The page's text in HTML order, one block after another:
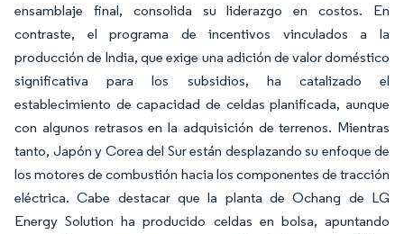
ensamblaje final, consolida su liderazgo en costos. En
contraste, el programa de incentivos vinculados a la
producción de India, que exige una adición de valor doméstico
significativa para los subsidios, ha catalizado el
establecimiento de capacidad de celdas planificada, aunque
con algunos retrasos en la adquisición de terrenos. Mientras
tanto, Japón y Corea del Sur están desplazando su enfoque de
los motores de combustión hacia los componentes de tracción
eléctrica. Cabe destacar que la planta de Ochang de LG
Energy Solution ha producido celdas en bolsa, apuntando